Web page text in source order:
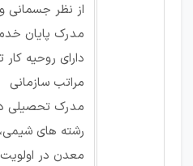
از نظر جسمانی
مدرک پایان
دارای روحیه
مراتب سازمانی
مدرک تحصیلی
رشته های شیمی،
معدن در